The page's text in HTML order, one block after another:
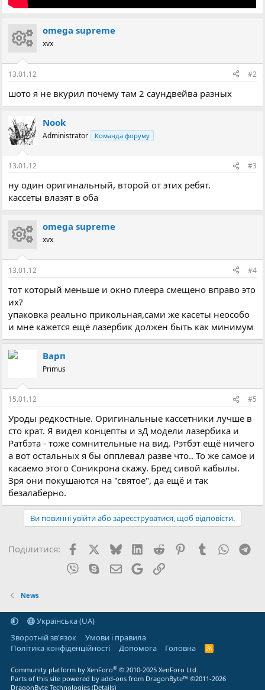
omega supreme
xvx
13.01.12 #2
шото я не вкурил почему там 2 саундвейва разных
Nook
Administrator Команда форуму
13.01.12 #3
ну один оригинальный, второй от этих ребят.
кассеты влазят в оба
omega supreme
xvx
13.01.12 #4
тот который меньше и окно плеера смещено вправо это
их?
упаковка реально прикольная,сами же касеты неособо
и мне кажется ещё лазербик должен быть как минимум
Варп
Primus
15.01.12 #5
Уроды редкостные. Оригинальные кассетники лучше в
сто крат. Я видел концепты и зД модели лазербика и
Ратбэта - тоже сомнительные на вид. Рэтбэт ещё ничего
а вот остальных я бы опплевал разве что.. То же самое и
касаемо этого Соникрона скажу. Бред сивой кабылы.
Зря они покушаются на "святое", да ещё и так
безалаберно.
Ви повинні увійти або зареєструватися, щоб відповісти.
Поділитися: FacebookX (Twitter)
BlueskyLinkedIn
Reddit PinterestTumblr
Viber SkypeE-mailGoogleПосилання
News
Українська (UA)
Зворотній зв'язок
Умови і правила
Політика конфіденційності
Дoпoмoга Головна
R
Community platform by XenForo® © 2010-2025 XenForo Ltd.
Parts of this site powered byadd-ons from DragonByte™ ©2011-2026
DragonByte Technologies (Details)